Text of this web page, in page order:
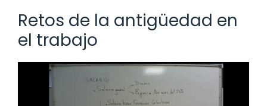
Retos de la antigüedad en
el trabajo